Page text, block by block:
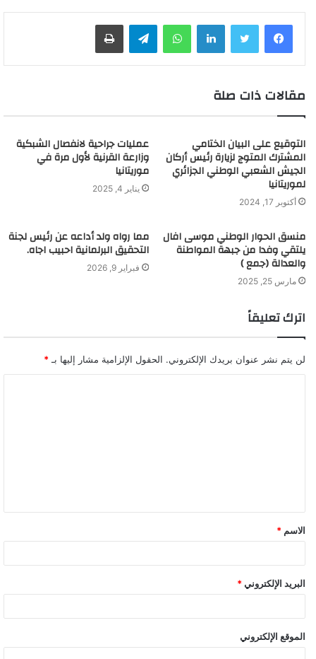
لينكدإن واتساب
مقالات ذات صلة
التوقيع على البيان الختامي
المشترك المتوج لزيارة رئيس أركان
الجيش الشعبي الوطني الجزائري
لموريتانيا
أكتوبر 17, 2024
عمليات جراحية لانفصال الشبكية
وزارعة القرنية لأول مرة في
موريتانيا
يناير 4, 2025
منسق الحوار الوطني موسى افال
يلتقي وفدا من جبهة المواطنة
والعدالة (جمع )
مارس 25, 2025
مما رواه ولد أداعه عن رئيس لجنة
التحقيق البرلمانية احبيب اجاه.
فبراير 9, 2026
اترك تعليقاً
لن يتم نشر عنوان بريدك الإلكتروني. الحقول الإلزامية مشار إليها بـ *
ق
*
الاسم *
البريد الإلكتروني *
الموقع الإلكتروني